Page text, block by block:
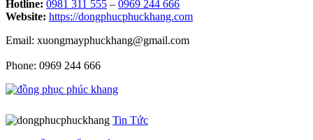
Hotline: 0981 311 555 – 0969 244 666
Website: https://dongphucphuckhang.com
Email: xuongmayphuckhang@gmail.com
Phone: 0969 244 666
Tin Tức